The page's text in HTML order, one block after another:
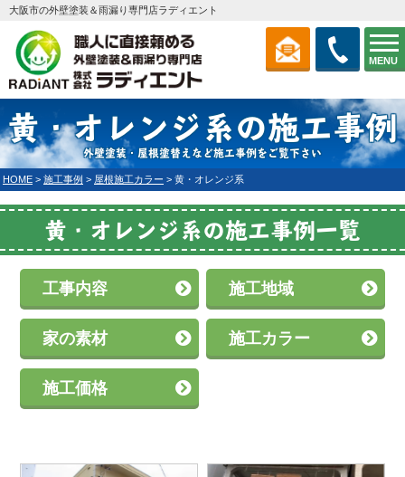
MENU
大阪市の外壁塗装＆雨漏り専門店ラディエント
黄・オレンジ系の施工事例
外壁塗装・屋根塗替えなど施工事例をご覧下さい
HOME > 施工事例 > 屋根施工カラー > 黄・オレンジ系
黄・オレンジ系の施工事例一覧
工事内容 施工地域
家の素材 施工カラー
施工価格